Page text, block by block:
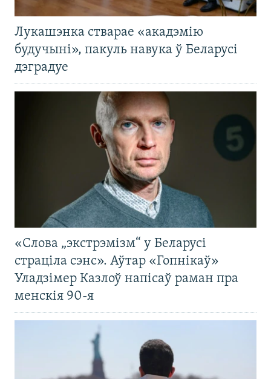
Лукашэнка стварае «акадэмію
будучыні», пакуль навука ў Беларусі
дэградуе
«Слова „экстрэмізм“ у Беларусі
страціла сэнс». Аўтар «Гопнікаў»
Уладзімер Казлоў напісаў раман пра
менскія 90-я